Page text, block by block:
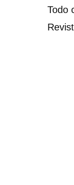
Todo